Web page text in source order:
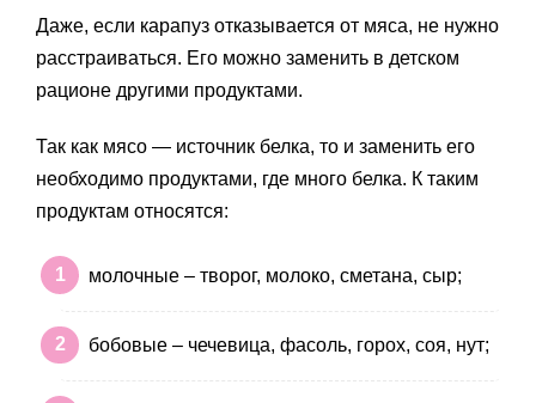
Даже, если карапуз отказывается от мяса, не нужно
расстраиваться. Его можно заменить в детском
рационе другими продуктами.
Так как мясо — источник белка, то и заменить его
необходимо продуктами, где много белка. К таким
продуктам относятся:
молочные – творог, молоко, сметана, сыр;
бобовые – чечевица, фасоль, горох, соя, нут;